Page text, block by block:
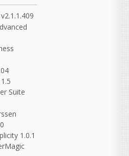
прям
взялся.
Suite
1.0.1